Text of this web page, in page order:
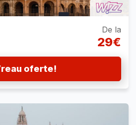
De la
29€
oferte!